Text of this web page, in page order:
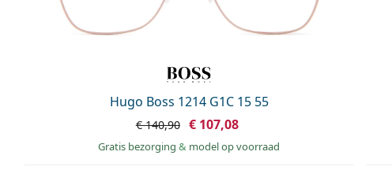
Hugo Boss 1214 G1C 15 55
€ 140,90 € 107,08
Gratis bezorging & model op voorraad